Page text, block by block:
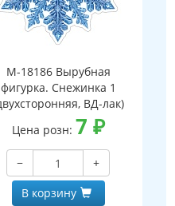
М-18186 Вырубная
фигурка. Снежинка 1
ВД-лак)
Цена розн: 7 ₽
−
+
В корзину